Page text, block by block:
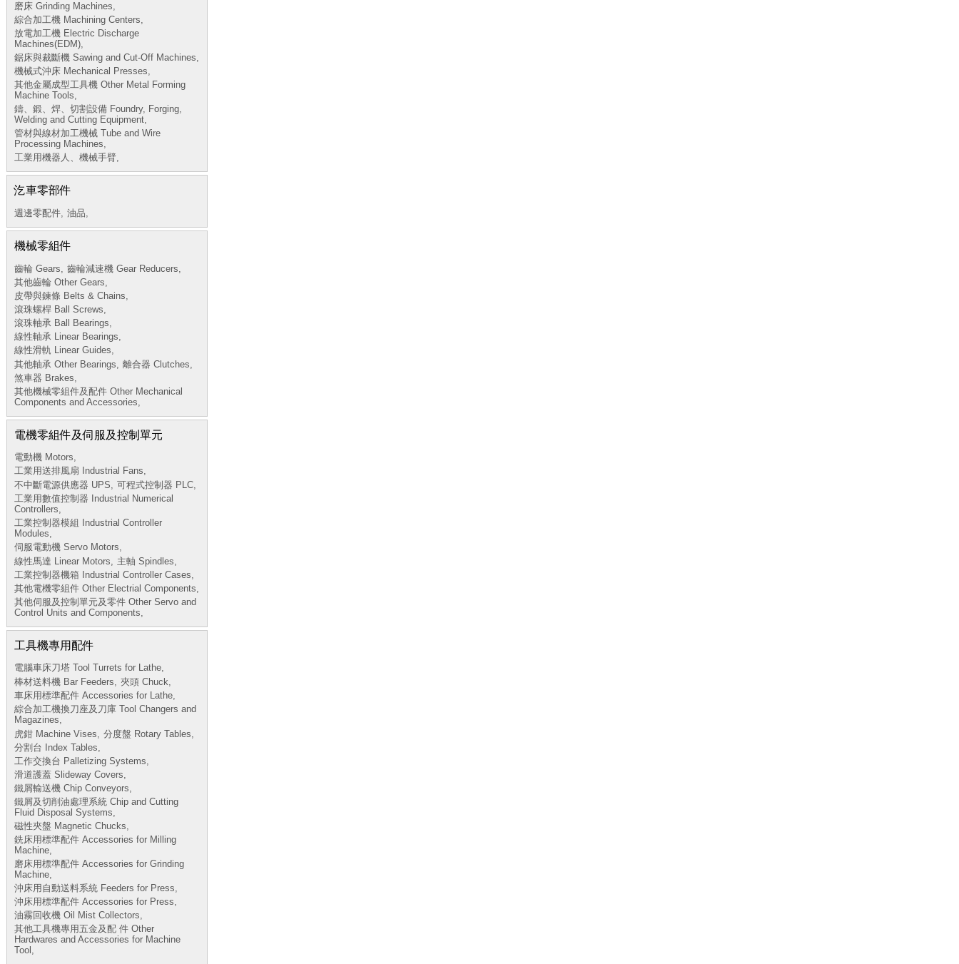
磨床 Grinding Machines,
綜合加工機 Machining Centers,
放電加工機 Electric Discharge
Machines(EDM),
鋸床與裁斷機 Sawing and Cut-Off Machines,
機械式沖床 Mechanical Presses,
其他金屬成型工具機 Other Metal Forming
Machine Tools,
鑄、鍛、焊、切割設備 Foundry, Forging,
Welding and Cutting Equipment,
管材與線材加工機械 Tube and Wire
Processing Machines,
工業用機器人、機械手臂,
汔車零部件
週邊零配件, 油品,
機械零組件
齒輪 Gears, 齒輪減速機 Gear Reducers,
其他齒輪 Other Gears,
皮帶與鍊條 Belts & Chains,
滾珠螺桿 Ball Screws,
滾珠軸承 Ball Bearings,
線性軸承 Linear Bearings,
線性滑軌 Linear Guides,
其他軸承 Other Bearings, 離合器 Clutches,
煞車器 Brakes,
其他機械零組件及配件 Other Mechanical
Components and Accessories,
電機零組件及伺服及控制單元
電動機 Motors,
工業用送排風扇 Industrial Fans,
不中斷電源供應器 UPS, 可程式控制器 PLC,
工業用數值控制器 Industrial Numerical
Controllers,
工業控制器模組 Industrial Controller
Modules,
伺服電動機 Servo Motors,
線性馬達 Linear Motors, 主軸 Spindles,
工業控制器機箱 Industrial Controller Cases,
其他電機零組件 Other Electrial Components,
其他伺服及控制單元及零件 Other Servo and
Control Units and Components,
工具機專用配件
電腦車床刀塔 Tool Turrets for Lathe,
棒材送料機 Bar Feeders, 夾頭 Chuck,
車床用標準配件 Accessories for Lathe,
綜合加工機換刀座及刀庫 Tool Changers and
Magazines,
虎鉗 Machine Vises, 分度盤 Rotary Tables,
分割台 Index Tables,
工作交換台 Palletizing Systems,
滑道護蓋 Slideway Covers,
鐵屑輸送機 Chip Conveyors,
鐵屑及切削油處理系統 Chip and Cutting
Fluid Disposal Systems,
磁性夾盤 Magnetic Chucks,
銑床用標準配件 Accessories for Milling
Machine,
磨床用標準配件 Accessories for Grinding
Machine,
沖床用自動送料系統 Feeders for Press,
沖床用標準配件 Accessories for Press,
油霧回收機 Oil Mist Collectors,
其他工具機專用五金及配 件 Other
Hardwares and Accessories for Machine
Tool,